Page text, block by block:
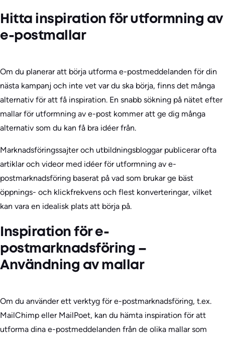
Hitta inspiration för utformning av
e-postmallar
Om du planerar att börja utforma e-postmeddelanden för din
nästa kampanj och inte vet var du ska börja, finns det många
alternativ för att få inspiration. En snabb sökning på nätet efter
mallar för utformning av e-post kommer att ge dig många
alternativ som du kan få bra idéer från.
Marknadsföringssajter och utbildningsbloggar publicerar ofta
artiklar och videor med idéer för utformning av e-
postmarknadsföring baserat på vad som brukar ge bäst
öppnings- och klickfrekvens och flest konverteringar, vilket
kan vara en idealisk plats att börja på.
Inspiration för e-
postmarknadsföring –
Användning av mallar
Om du använder ett verktyg för e-postmarknadsföring, t.ex.
MailChimp eller MailPoet, kan du hämta inspiration för att
utforma dina e-postmeddelanden från de olika mallar som